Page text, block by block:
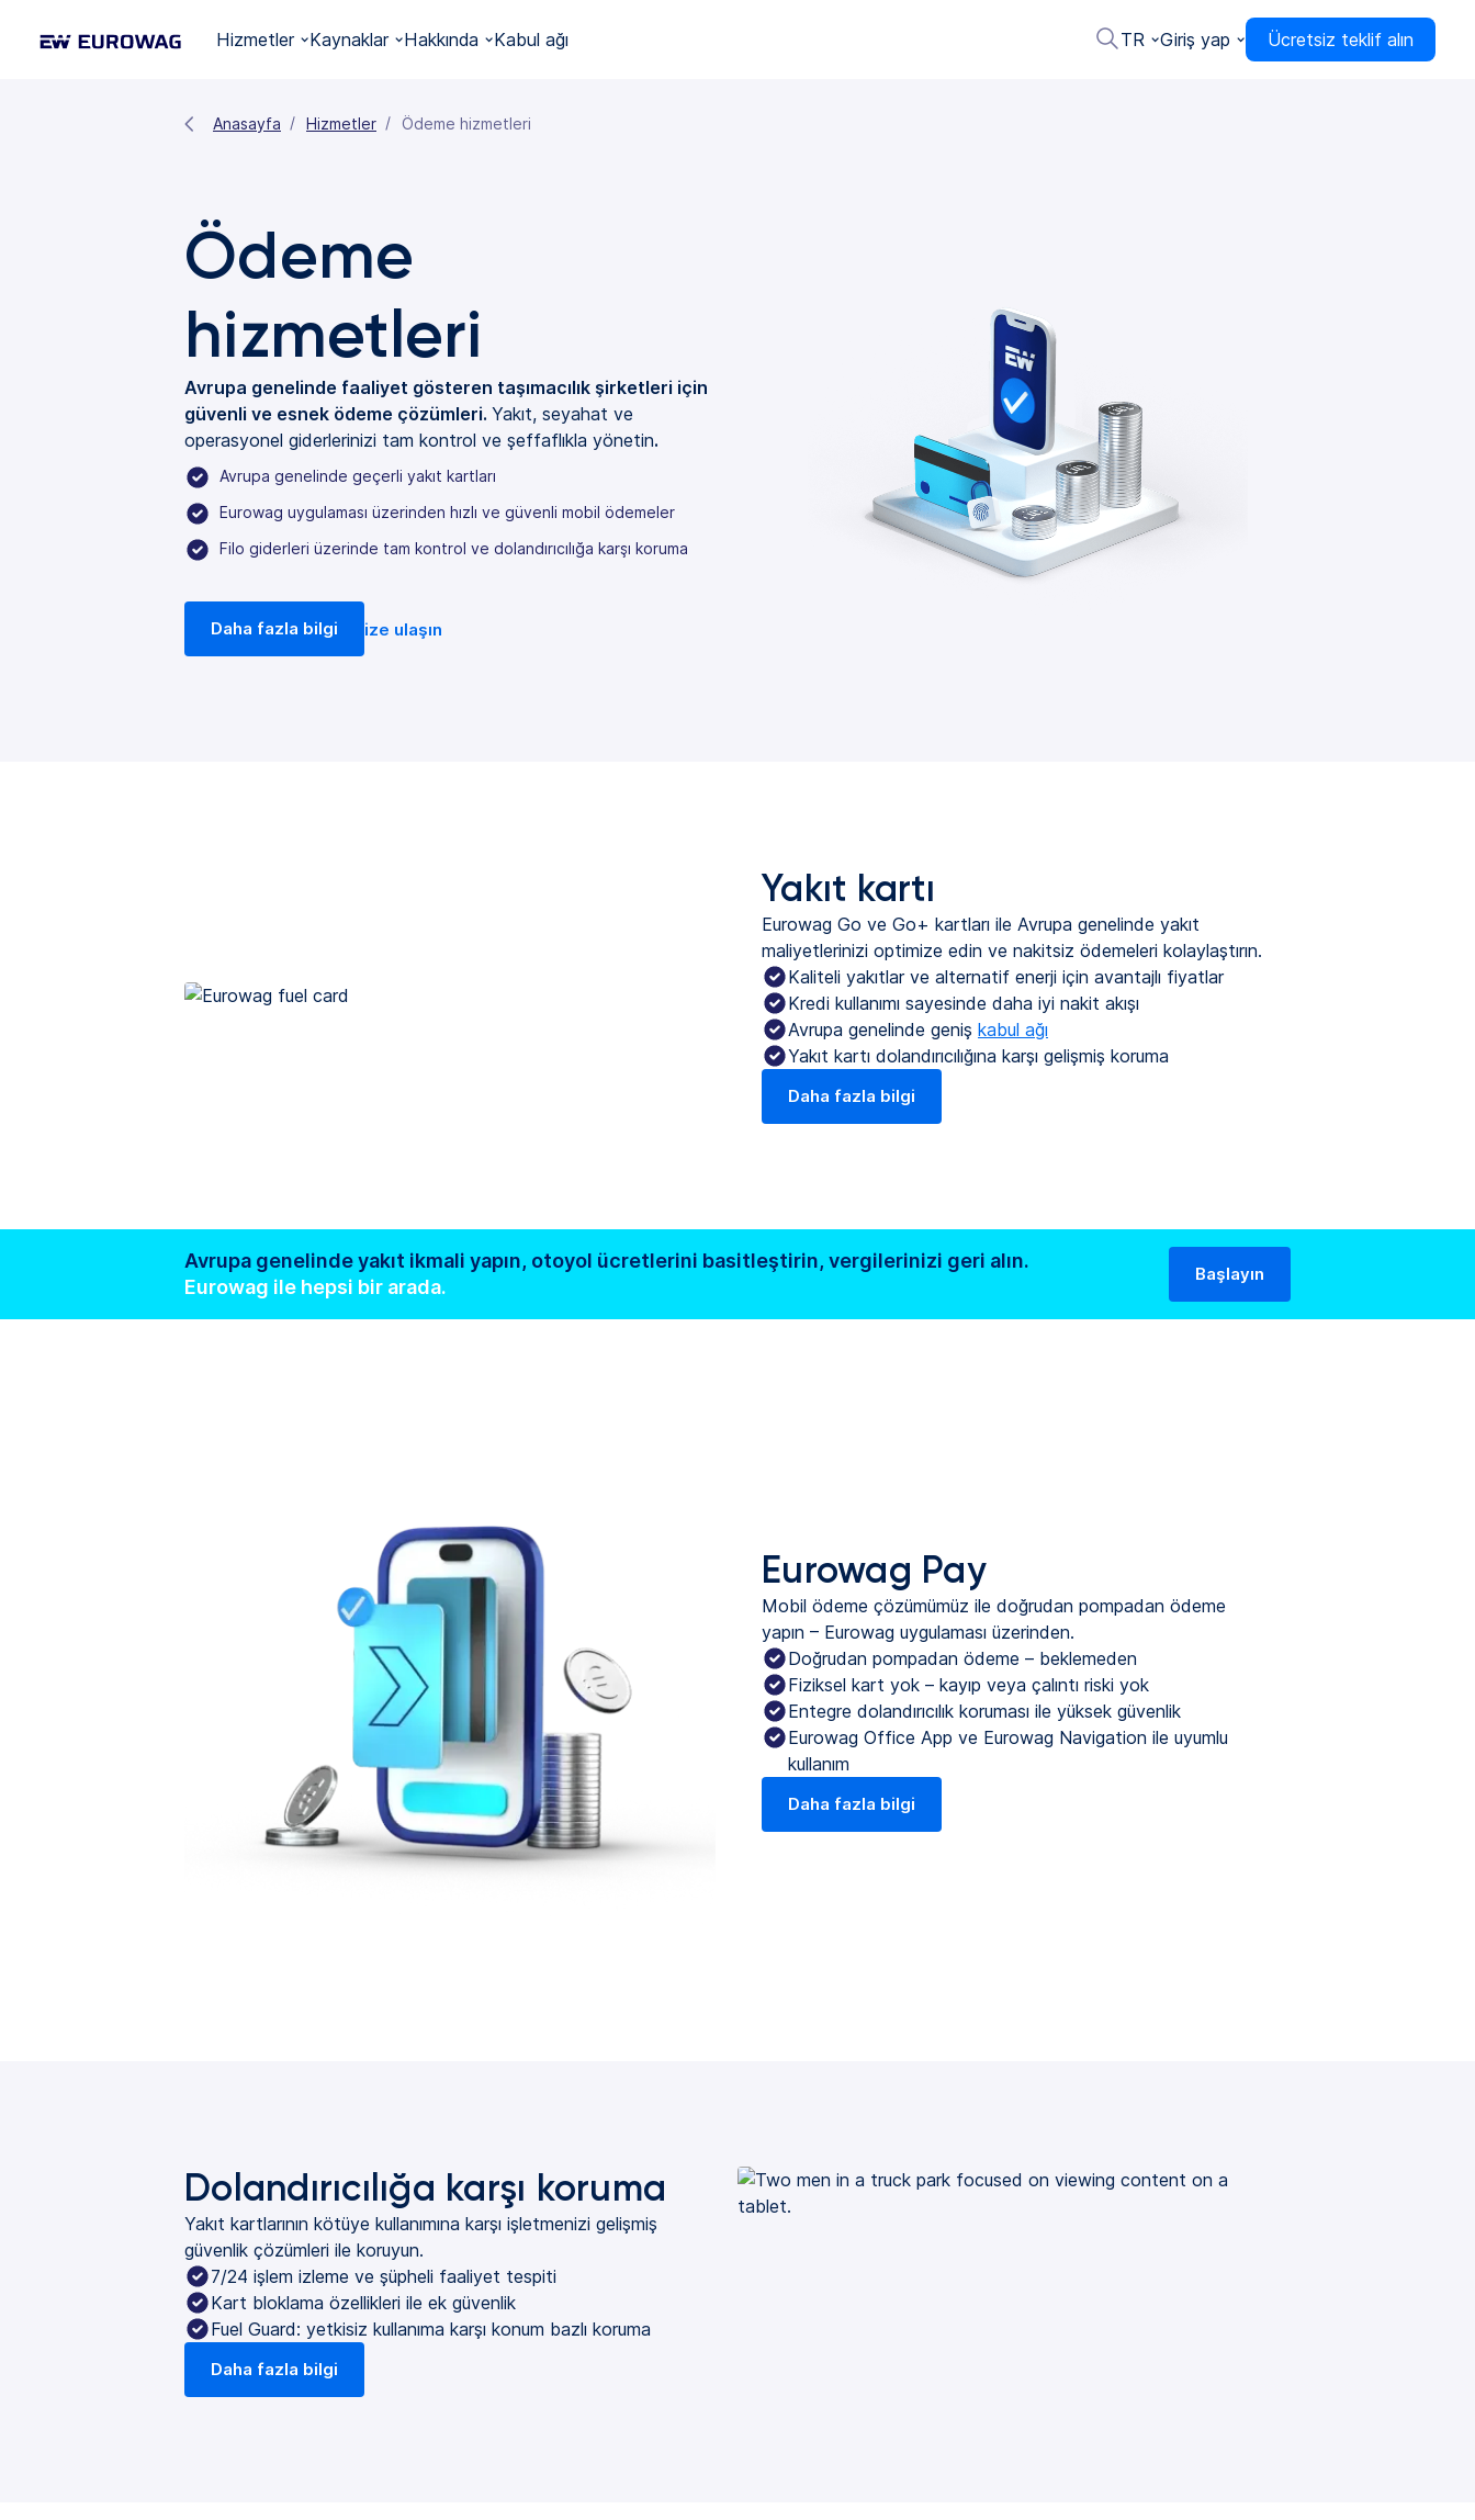
Hizmetler Kaynaklar Hakkında Kabul ağı TR Giriş yap Ücretsiz teklif alın
Anasayfa Hizmetler Ödeme hizmetleri
Ödeme
hizmetleri
Avrupa genelinde faaliyet gösteren taşımacılık şirketleri için
güvenli ve esnek ödeme çözümleri. Yakıt, seyahat ve
operasyonel giderlerinizi tam kontrol ve şeffaflıkla yönetin.
Avrupa genelinde geçerli yakıt kartları
Eurowag uygulaması üzerinden hızlı ve güvenli mobil ödemeler
Filo giderleri üzerinde tam kontrol ve dolandırıcılığa karşı koruma
Daha fazla bilgi ize ulaşın
Yakıt kartı
Eurowag Go ve Go+ kartları ile Avrupa genelinde yakıt
maliyetlerinizi optimize edin ve nakitsiz ödemeleri kolaylaştırın.
Kaliteli yakıtlar ve alternatif enerji için avantajlı fiyatlar
Kredi kullanımı sayesinde daha iyi nakit akışı
Avrupa genelinde geniş kabul ağı
Yakıt kartı dolandırıcılığına karşı gelişmiş koruma
Daha fazla bilgi
Avrupa genelinde yakıt ikmali yapın, otoyol ücretlerini basitleştirin, vergilerinizi geri alın.
Eurowag ile hepsi bir arada.
Başlayın
Eurowag Pay
Mobil ödeme çözümümüz ile doğrudan pompadan ödeme
yapın – Eurowag uygulaması üzerinden.
Doğrudan pompadan ödeme – beklemeden
Fiziksel kart yok – kayıp veya çalıntı riski yok
Entegre dolandırıcılık koruması ile yüksek güvenlik
Eurowag Office App ve Eurowag Navigation ile uyumlu
kullanım
Daha fazla bilgi
Dolandırıcılığa karşı koruma
Yakıt kartlarının kötüye kullanımına karşı işletmenizi gelişmiş
güvenlik çözümleri ile koruyun.
7/24 işlem izleme ve şüpheli faaliyet tespiti
Kart bloklama özellikleri ile ek güvenlik
Fuel Guard: yetkisiz kullanıma karşı konum bazlı koruma
Daha fazla bilgi